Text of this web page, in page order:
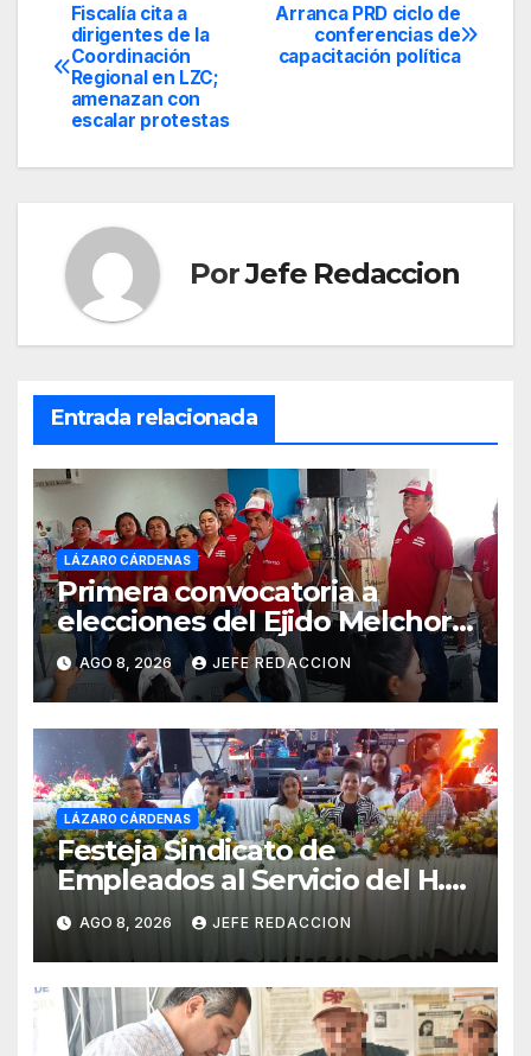
Navegación
de
entradas
Arranca PRD ciclo de
conferencias de
capacitación política
Fiscalía cita a
dirigentes de la
Coordinación
Regional en LZC;
amenazan con
escalar protestas
PorJefe Redaccion
Entrada relacionada
LÁZARO CÁRDENAS
Primera convocatoria a
elecciones del Ejido Melchor
Ocampo en Lázaro Cárdenas
el domingo
AGO 8, 2026 JEFE REDACCION
LÁZARO CÁRDENAS
Festeja Sindicato de
Empleados al Servicio del H.
Ayuntamiento de LZC Día del
Empleado Municipal
AGO 8, 2026 JEFE REDACCION